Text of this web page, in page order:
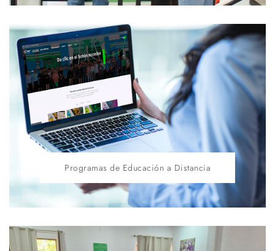
Programas de Educación a Distancia